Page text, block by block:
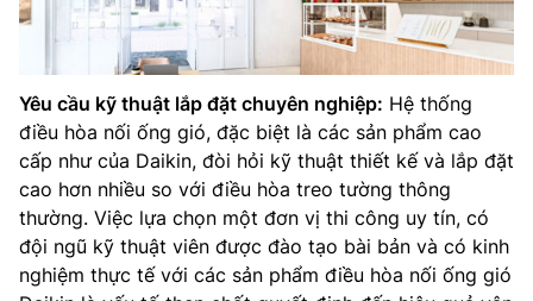
Yêu cầu kỹ thuật lắp đặt chuyên nghiệp: Hệ thống
điều hòa nối ống gió, đặc biệt là các sản phẩm cao
cấp như của Daikin, đòi hỏi kỹ thuật thiết kế và lắp đặt
cao hơn nhiều so với điều hòa treo tường thông
thường. Việc lựa chọn một đơn vị thi công uy tín, có
đội ngũ kỹ thuật viên được đào tạo bài bản và có kinh
nghiệm thực tế với các sản phẩm điều hòa nối ống gió